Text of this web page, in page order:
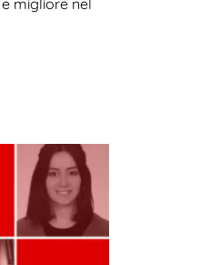
migliore nel